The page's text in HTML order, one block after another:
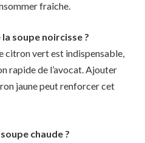
fraîche.
soupe noircisse ?
citron vert est indispensable,
rapide de l’avocat. Ajouter
jaune peut renforcer cet
chaude ?